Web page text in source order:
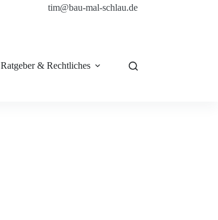
tim@bau-mal-schlau.de
Ratgeber & Rechtliches Shop